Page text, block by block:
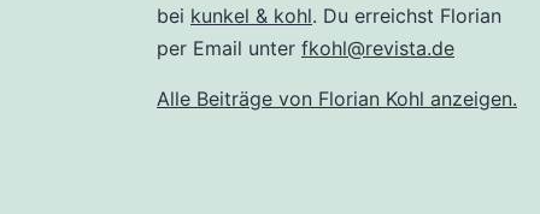
bei kunkel & kohl. Du erreichst Florian
per Email unter fkohl@revista.de
Alle Beiträge von Florian Kohl anzeigen.